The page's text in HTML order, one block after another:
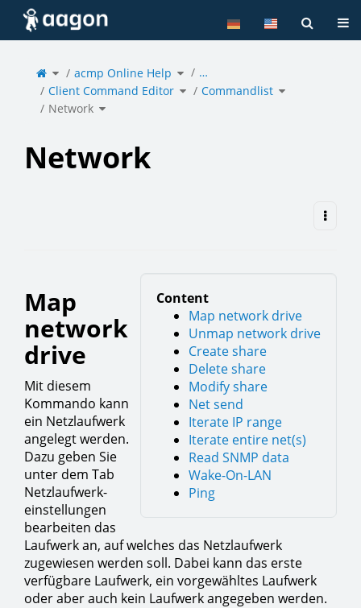
Home
Toggle
the
parent
tree
of
Network.
acmp Online Help Toggle
the
hierarchy
tree
under
acmp
Online
Help.
…
Client Command Editor Toggle
the
hierarchy
tree
Commandlist Toggle
the
hierarchy
tree
Network Toggle
the
hierarchy
tree
Network
Content
Map network drive
Unmap network drive
Create share
Delete share
Modify share
Net send
Iterate IP range
Iterate entire net(s)
Read SNMP data
Wake-On-LAN
Ping
Map
network
drive
Mit diesem
Kommando kann
ein Netzlaufwerk
angelegt werden.
Dazu geben Sie
unter dem Tab
Netzlaufwerk-
einstellungen
bearbeiten das
Laufwerk an, auf welches das Netzlaufwerk
zugewiesen werden soll. Dabei kann das erste
verfügbare Laufwerk, ein vorgewähltes Laufwerk
oder aber auch kein Laufwerk angegeben werden.